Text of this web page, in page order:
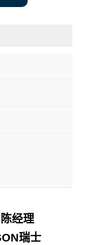
陈经理
瑞士